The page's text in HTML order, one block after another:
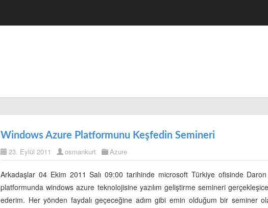
Windows Azure Platformunu Keşfedin Semineri
23. Eylül 2011 osmankurt Azure
Arkadaşlar 04 Ekim 2011 Salı 09:00 tarihinde microsoft Türkiye ofisinde
platformunda windows azure teknolojisine yazılım geliştirme semineri
ederim. Her yönden faydalı geçeceğine adım gibi emin olduğum bir seminer